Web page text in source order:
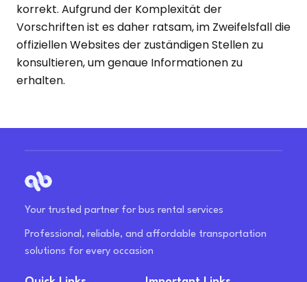
korrekt. Aufgrund der Komplexität der
Vorschriften ist es daher ratsam, im Zweifelsfall die
offiziellen Websites der zuständigen Stellen zu
konsultieren, um genaue Informationen zu
erhalten.
Your trusted partner for bus rental services
Professional, reliable, and affordable transportation
solutions for every occasion